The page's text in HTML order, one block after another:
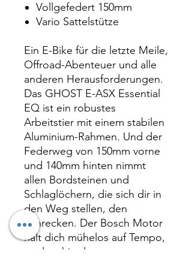
Vollgefedert 150mm
Vario Sattelstütze
Ein E-Bike für die letzte Meile,
Offroad-Abenteuer und alle
anderen Herausforderungen.
Das GHOST E-ASX Essential
EQ ist ein robustes
Arbeitstier mit einem stabilen
Aluminium-Rahmen. Und der
Federweg von 150mm vorne
und 140mm hinten nimmt
allen Bordsteinen und
Schlaglöchern, die sich dir in
den Weg stellen, den
Schrecken. Der Bosch Motor
hält dich mühelos auf Tempo,
egal wohin du unterwegs